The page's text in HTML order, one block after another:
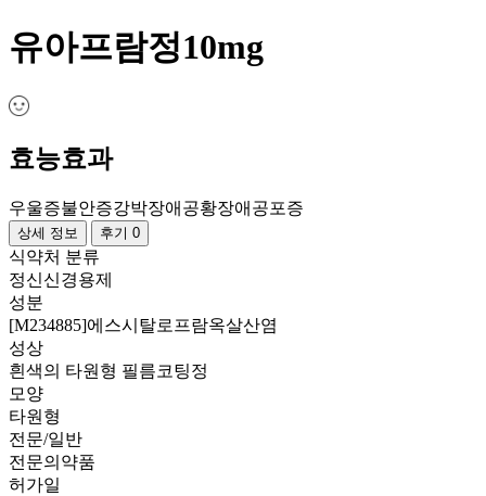
유아프람정10mg
효능효과
우울증불안증강박장애 공황장애 공포증
상세 정보 후기 0
식약처 분류
정신신경용제
성분
[M234885]에스시탈로프람옥살산염
성상
흰색의 타원형 필름코팅정
모양
타원형
전문/일반
전문의약품
허가일